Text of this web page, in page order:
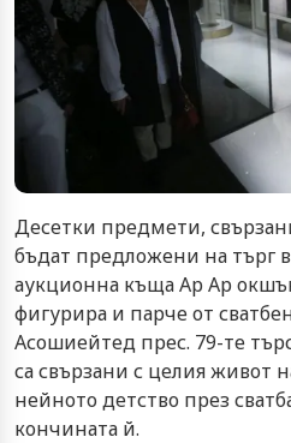
Десетки предмети,
бъдат предложени на търг
аукционна къща Ар Ар
фигурира и парче от
Асошиейтед прес. 79-те
са свързани с целия живот
нейното детство през
кончината й.